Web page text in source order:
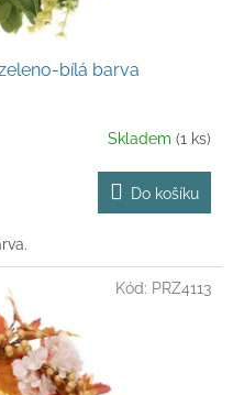
bílá barva
Skladem (1 ks)
Do košíku
Kód: PRZ4113